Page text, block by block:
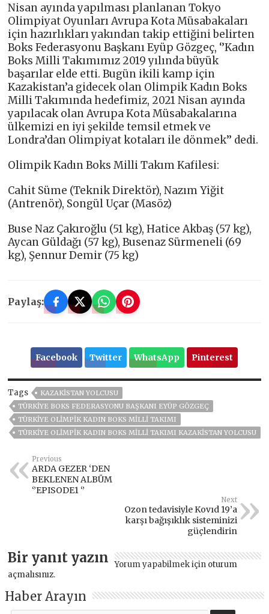
Nisan ayında yapılması planlanan Tokyo
Olimpiyat Oyunları Avrupa Kota Müsabakaları
için hazırlıkları yakından takip ettiğini belirten
Boks Federasyonu Başkanı Eyüp Gözgeç, ‘’Kadın
Boks Milli Takımımız 2019 yılında büyük
başarılar elde etti. Bugün ikili kamp için
Kazakistan’a gidecek olan Olimpik Kadın Boks
Milli Takımında hedefimiz, 2021 Nisan ayında
yapılacak olan Avrupa Kota Müsabakalarına
ülkemizi en iyi şekilde temsil etmek ve
Londra’dan Olimpiyat kotaları ile dönmek’’ dedi.
Olimpik Kadın Boks Milli Takım Kafilesi:
Cahit Süme (Teknik Direktör), Nazım Yiğit
(Antrenör), Songül Uçar (Masöz)
Buse Naz Çakıroğlu (51 kg), Hatice Akbaş (57 kg),
Aycan Güldağı (57 kg), Busenaz Sürmeneli (69
kg), Şennur Demir (75 kg)
Paylaş:
Facebook Twitter WhatsApp Pinterest
Tags
KAZAKİSTAN YOLCUSU
TÜRKIYE BOKS FEDERASYONU BAŞKANI EYÜP GÖZGEÇ
TÜRKİYE OLİMPİK KADIN BOKS MİLLİ TAKIMI
TÜRKİYE OLİMPİK KADIN BOKS MİLLİ TAKIMI KAZAKİSTAN YOLCUSU
Previous
ARDA GEZER ‘DEN
BEKLENEN ALBÜM
‘’EPISODE1 ‘’
Next
Ozon tedavisiyle Kovıd 19’a
karşı bağışıklık sisteminizi
güçlendirin
Bir yanıt yazın Yorum yapabilmek için oturum
açmalısınız.
Haber Arayın